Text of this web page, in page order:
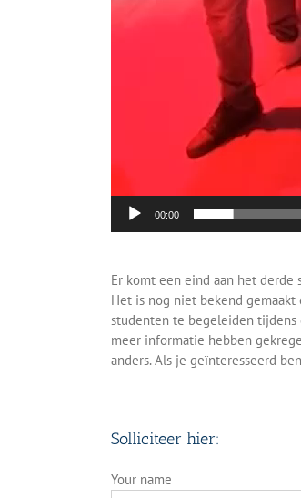
00:00
Er komt een eind aan het
Het is nog niet bekend
studenten te begeleiden tijdens
meer informatie hebben
anders. Als je geïnteresseerd
Solliciteer hier:
Your name